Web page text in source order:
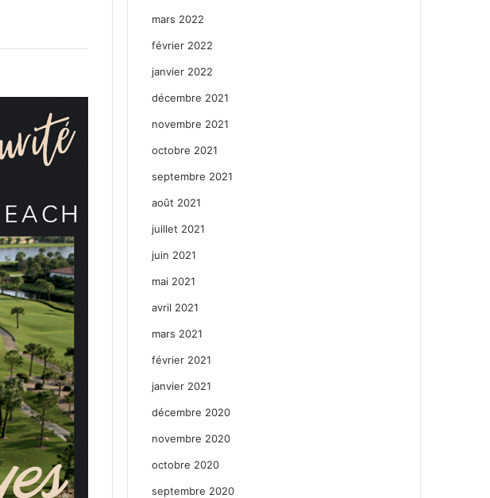
mars 2022
février 2022
janvier 2022
décembre 2021
novembre 2021
octobre 2021
septembre 2021
août 2021
juillet 2021
juin 2021
mai 2021
avril 2021
mars 2021
février 2021
janvier 2021
décembre 2020
novembre 2020
octobre 2020
septembre 2020